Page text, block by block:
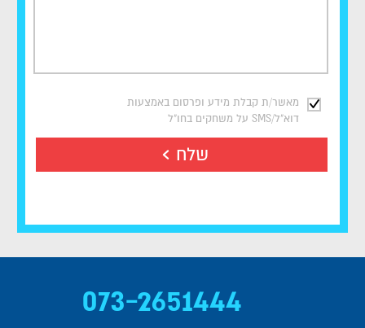
מאשר/ת קבלת מידע ופרסום באמצעות
דוא"ל/SMS על משחקים בחו"ל
שלח
073-2651444